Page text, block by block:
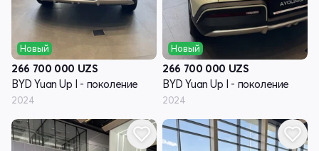
Новый
266 700 000 UZS
BYD Yuan Up I - поколение
2024
Новый
266 700 000 UZS
BYD Yuan Up I - поколение
2024